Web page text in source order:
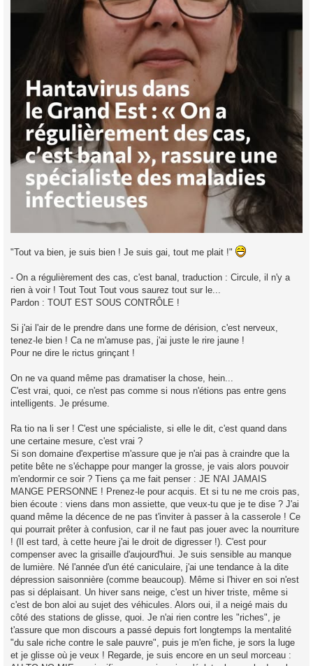
"Tout va bien, je suis bien ! Je suis gai, tout me plait !"
- On a régulièrement des cas, c'est banal, traduction : Circule, il n'y a
rien à voir ! Tout Tout Tout vous saurez tout sur le...
Pardon : TOUT EST SOUS CONTRÔLE !
Si j'ai l'air de le prendre dans une forme de dérision, c'est nerveux,
tenez-le bien ! Ca ne m'amuse pas, j'ai juste le rire jaune !
Pour ne dire le rictus grinçant !
On ne va quand même pas dramatiser la chose, hein...
C'est vrai, quoi, ce n'est pas comme si nous n'étions pas entre gens
intelligents. Je présume.
Ra tio na li ser ! C'est une spécialiste, si elle le dit, c'est quand dans
une certaine mesure, c'est vrai ?
Si son domaine d'expertise m'assure que je n'ai pas à craindre que la
petite bête ne s'échappe pour manger la grosse, je vais alors pouvoir
m'endormir ce soir ? Tiens ça me fait penser : JE N'AI JAMAIS
MANGE PERSONNE ! Prenez-le pour acquis. Et si tu ne me crois pas,
bien écoute : viens dans mon assiette, que veux-tu que je te dise ? J'ai
quand même la décence de ne pas t'inviter à passer à la casserole ! Ce
qui pourrait prêter à confusion, car il ne faut pas jouer avec la nourriture
! (Il est tard, à cette heure j'ai le droit de digresser !). C'est pour
compenser avec la grisaille d'aujourd'hui. Je suis sensible au manque
de lumière. Né l'année d'un été caniculaire, j'ai une tendance à la dite
dépression saisonnière (comme beaucoup). Même si l'hiver en soi n'est
pas si déplaisant. Un hiver sans neige, c'est un hiver triste, même si
c'est de bon aloi au sujet des véhicules. Alors oui, il a neigé mais du
côté des stations de glisse, quoi. Je n'ai rien contre les "riches", je
t'assure que mon discours a passé depuis fort longtemps la mentalité
"du sale riche contre le sale pauvre", puis je m'en fiche, je sors la luge
et je glisse où je veux ! Regarde, je suis encore en un seul morceau :